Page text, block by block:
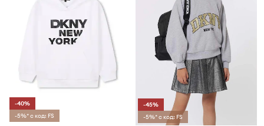
-40%
-5%* с код: FS
-45%
-5%* с код: FS